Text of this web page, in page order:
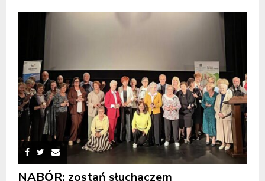
NABÓR: zostań słuchaczem